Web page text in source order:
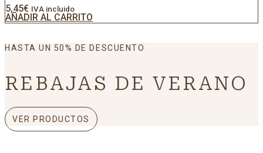
5,45€ IVA incluido
AÑADIR AL CARRITO
HASTA UN 50% DE DESCUENTO
REBAJAS DE VERANO
VER PRODUCTOS